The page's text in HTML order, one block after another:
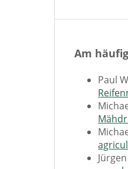
Am
Paul